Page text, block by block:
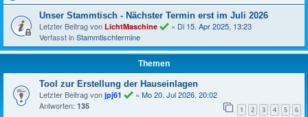
Unser Stammtisch - Nächster Termin erst im Juli 2026
Letzter Beitrag von LichtMaschine « Di 15. Apr 2025, 13:23
Verfasst inStammtischtermine
Themen
Tool zur Erstellung der Hauseinlagen
Letzter Beitrag von jpj61 « Mo 20. Jul 2026, 20:02
Antworten: 135 1 2 3 4 5 6